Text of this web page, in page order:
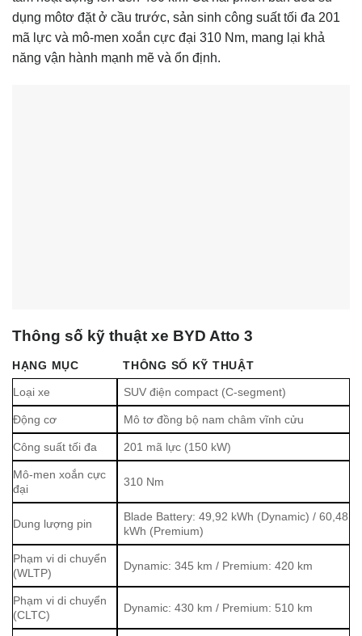
dụng môtơ đặt ở cầu trước, sản sinh công suất tối đa 201
mã lực và mô-men xoắn cực đại 310 Nm, mang lại khả
năng vận hành mạnh mẽ và ổn định.
Thông số kỹ thuật xe BYD Atto 3
HẠNG MỤC THÔNG SỐ KỸ THUẬT
Loại xe SUV điện compact (C-segment)
Động cơ Mô tơ đồng bộ nam châm vĩnh cửu
Công suất tối đa 201 mã lực (150 kW)
Mô-men xoắn cực
đại
310 Nm
Dung lượng pin
Blade Battery: 49,92 kWh (Dynamic) / 60,48
kWh (Premium)
Phạm vi di chuyển
(WLTP)
Dynamic: 345 km / Premium: 420 km
Phạm vi di chuyển
(CLTC)
Dynamic: 430 km / Premium: 510 km